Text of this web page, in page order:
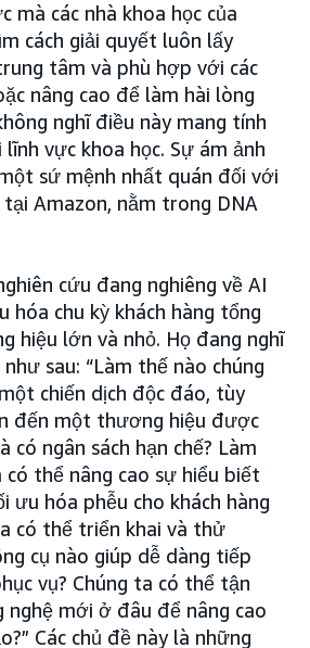
mà các nhà khoa học của
cách giải quyết luôn lấy
tâm và phù hợp với các
nâng cao để làm hài lòng
nghĩ điều này mang tính
vực khoa học. Sự ám ảnh
sứ mệnh nhất quán đối với
Amazon, nằm trong DNA
cứu đang nghiêng về AI
hóa chu kỳ khách hàng tổng
hiệu lớn và nhỏ. Họ đang nghĩ
sau: “Làm thế nào chúng
chiến dịch độc đáo, tùy
đến một thương hiệu được
ngân sách hạn chế? Làm
thể nâng cao sự hiểu biết
ưu hóa phễu cho khách hàng
có thể triển khai và thử
cụ nào giúp dễ dàng tiếp
vụ? Chúng ta có thể tận
nghệ mới ở đâu để nâng cao
Các chủ đề này là những